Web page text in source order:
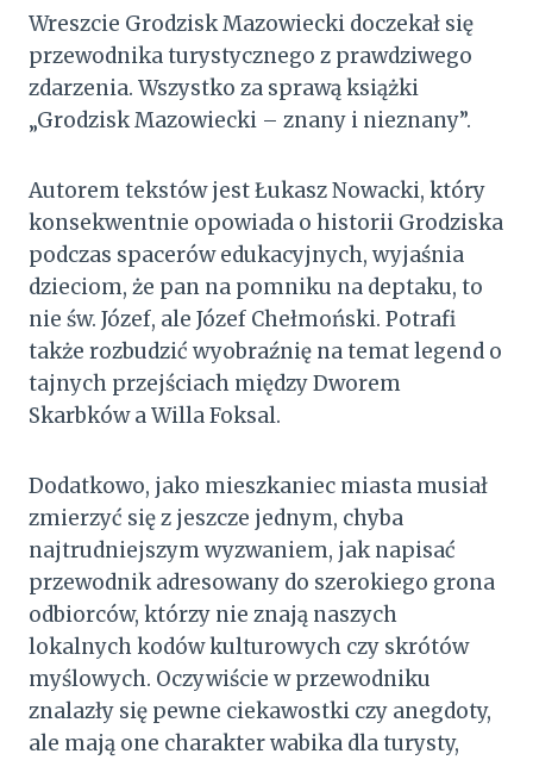
Wreszcie Grodzisk Mazowiecki doczekał się
przewodnika turystycznego z prawdziwego
zdarzenia. Wszystko za sprawą książki
„Grodzisk Mazowiecki – znany i nieznany”.
Autorem tekstów jest Łukasz Nowacki, który
konsekwentnie opowiada o historii Grodziska
podczas spacerów edukacyjnych, wyjaśnia
dzieciom, że pan na pomniku na deptaku, to
nie św. Józef, ale Józef Chełmoński. Potrafi
także rozbudzić wyobraźnię na temat legend o
tajnych przejściach między Dworem
Skarbków a Willa Foksal.
Dodatkowo, jako mieszkaniec miasta musiał
zmierzyć się z jeszcze jednym, chyba
najtrudniejszym wyzwaniem, jak napisać
przewodnik adresowany do szerokiego grona
odbiorców, którzy nie znają naszych
lokalnych kodów kulturowych czy skrótów
myślowych. Oczywiście w przewodniku
znalazły się pewne ciekawostki czy anegdoty,
ale mają one charakter wabika dla turysty,